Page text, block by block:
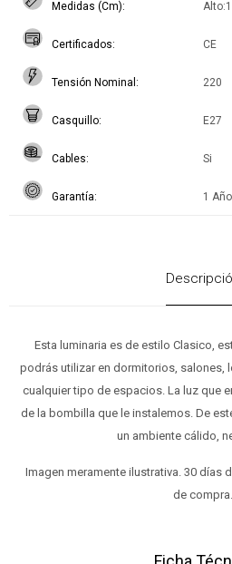
Medidas (Cm)
Certificados CE
Tensión Nominal 220
Casquillo E27
Cables Si
Garantía 1 Año
Esta luminaria es de estilo Clasico,
podrás utilizar en dormitorios, salones,
cualquier tipo de espacios. La luz que
de la bombilla que le instalemos. De
un ambiente cálido,
Imagen meramente ilustrativa. 30 días
de compra.